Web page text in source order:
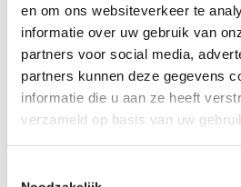
en om ons websiteverkeer te
informatie over uw gebruik van
partners voor social media,
partners kunnen deze gegevens
informatie die u aan ze heeft
verzameld op basis van uw